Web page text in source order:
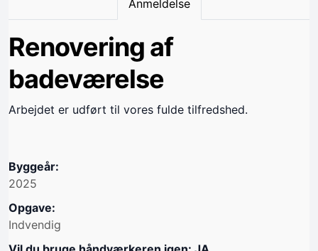
Anmeldelse
Renovering af
badeværelse
Arbejdet er udført til vores fulde tilfredshed.
Byggeår:
2025
Opgave:
Indvendig